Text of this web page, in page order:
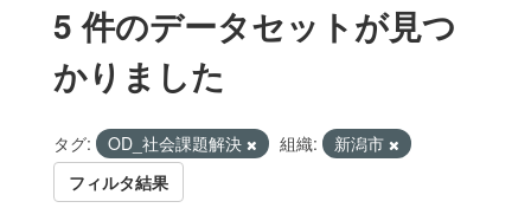
5 件のデータセットが見つ
かりました
タグ: OD_社会課題解決 組織:
新潟市
フィルタ結果